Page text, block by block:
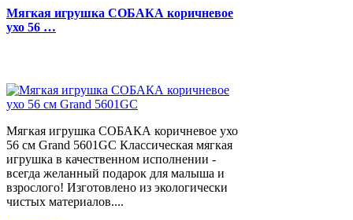
Мягкая игрушка СОБАКА коричневое
ухо 56 …
Мягкая игрушка СОБАКА коричневое ухо
56 см Grand 5601GC Классическая мягкая
игрушка в качественном исполнении -
всегда желанный подарок для малыша и
взрослого! Изготовлено из экологически
чистых материалов....